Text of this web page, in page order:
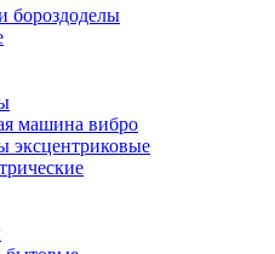
бороздоделы
машина вибро